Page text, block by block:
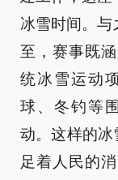
冰雪时间。与
至，赛事既
统冰雪运动
球、冬钓等
动。这样的冰
足着人民的